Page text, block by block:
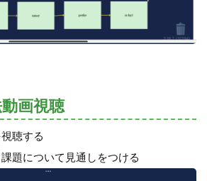
動画視聴
聴する
題について見通しをつける